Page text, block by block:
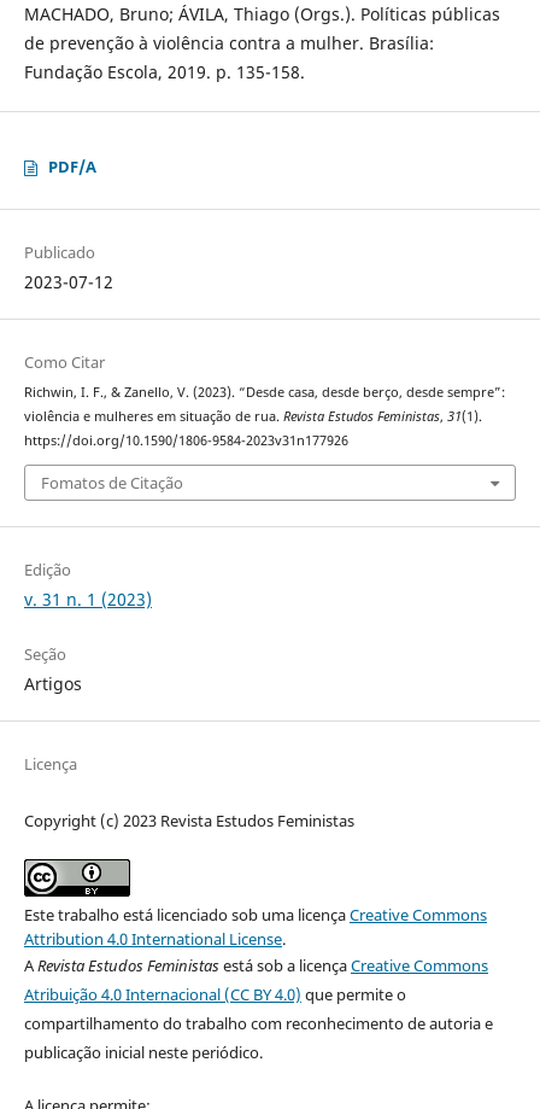
MACHADO, Bruno; ÁVILA, Thiago (Orgs.). Políticas públicas
de prevenção à violência contra a mulher. Brasília:
Fundação Escola, 2019. p. 135-158.
PDF/A
Publicado
2023-07-12
Como Citar
Richwin, I. F., & Zanello, V. (2023). “Desde casa, desde berço, desde sempre”:
violência e mulheres em situação de rua. Revista Estudos Feministas, 31(1).
https://doi.org/10.1590/1806-9584-2023v31n177926
Fomatos de Citação
Edição
v. 31 n. 1 (2023)
Seção
Artigos
Licença
Copyright (c) 2023 Revista Estudos Feministas
Este trabalho está licenciado sob uma licençaCreative Commons
Attribution 4.0 International License.
ARevista Estudos Feministasestá sob a licençaCreative Commons
Atribuição 4.0 Internacional (CC BY 4.0) que permite o
compartilhamento do trabalho com reconhecimento de autoria e
publicação inicial neste periódico.